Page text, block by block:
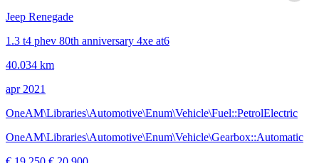
Jeep Renegade
1.3 t4 phev 80th anniversary 4xe at6
40.034 km
apr 2021
OneAM\Libraries\Automotive\Enum\Vehicle\Fuel::PetrolElectric
OneAM\Libraries\Automotive\Enum\Vehicle\Gearbox::Automatic